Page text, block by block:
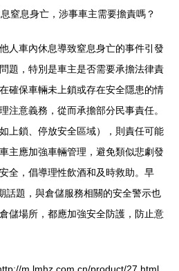
人車內休息導致窒息身亡的事件引發
題，特別是車主是否需要承擔法律責
確保車輛未上鎖或存在安全隱患的情
注意義務，從而承擔部分民事責任。
上鎖、停放安全區域），則責任可能
主應加強車輛管理，避免類似悲劇發
全，倡導理性飲酒和及時救助。早
話題，與倉儲服務相關的安全警示也
儲場所，都應加強安全防護，防止意